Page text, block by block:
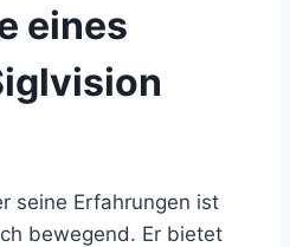
eines
seine Erfahrungen ist
bewegend. Er bietet